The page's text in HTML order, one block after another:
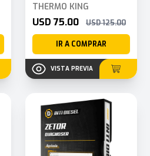
THERMO KING
USD 75.00 USD 125.00
IR A COMPRAR
VISTA PREVIA